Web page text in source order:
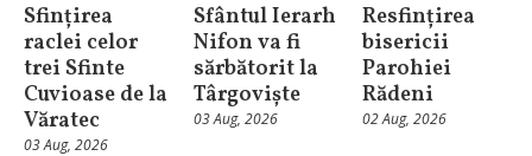
Sfințirea
raclei celor
trei Sfinte
Cuvioase de la
Văratec
03 Aug, 2026
Sfântul Ierarh
Nifon va fi
sărbătorit la
Târgoviște
03 Aug, 2026
Resfințirea
bisericii
Parohiei
Rădeni
02 Aug, 2026